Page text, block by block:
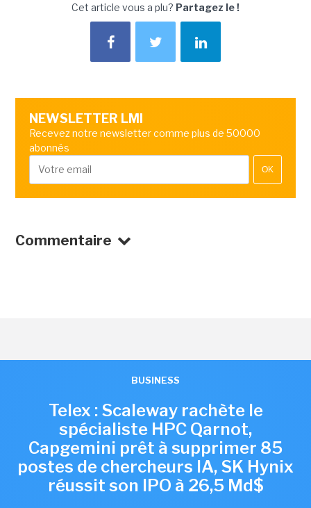
Cet article vous a plu? Partagez le !
NEWSLETTER LMI
Recevez notre newsletter comme plus de 50000
abonnés
OK
Commentaire
BUSINESS
Telex : Scaleway rachète le
spécialiste HPC Qarnot,
Capgemini prêt à supprimer 85
postes de chercheurs IA, SK Hynix
réussit son IPO à 26,5 Md$